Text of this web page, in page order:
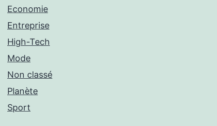
Economie
Entreprise
High-Tech
Mode
Non classé
Planète
Sport